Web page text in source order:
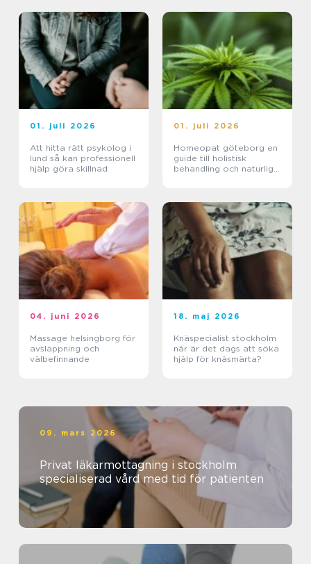
01. juli 2026
Att hitta rätt psykolog i
lund så kan professionell
hjälp göra skillnad
01. juli 2026
Homeopat göteborg en
guide till holistisk
behandling och naturlig
04. juni 2026
Massage helsingborg för
avslappning och
välbefinnande
18. maj 2026
Knäspecialist stockholm
när är det dags att söka
hjälp för knäsmärta?
09. mars 2026
Privat läkarmottagning i stockholm
specialiserad vård med tid för patienten